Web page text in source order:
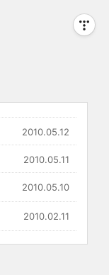
2010.05.12
2010.05.11
2010.05.10
2010.02.11